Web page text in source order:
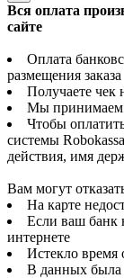
Вся оплата
сайте
Оплата
размещения заказа
Получаете чек
Мы принимаем
Чтобы
системы
действия, имя
Вам могут
На карте
Если ваш банк
интернете
Истекло
В данных